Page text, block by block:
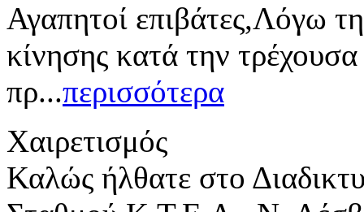
Αγαπητοί επιβάτες,Λόγω
κίνησης κατά την
πρ...περισσότερα
Χαιρετισμός
Καλώς ήλθατε στο